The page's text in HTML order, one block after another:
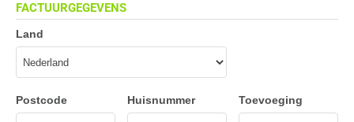
FACTUURGEGEVENS
Land
Postcode Huisnummer Toevoeging